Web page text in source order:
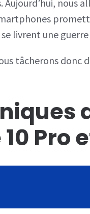
Aujourd’hui, nous
livrent une
tâcherons
Pro